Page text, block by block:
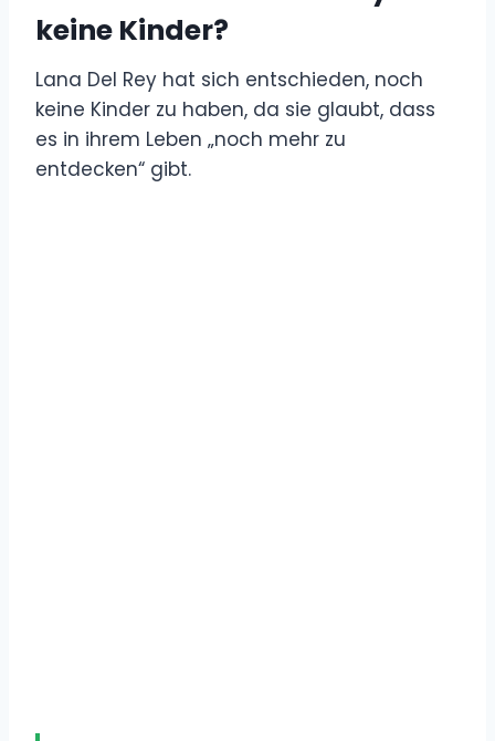
keine Kinder?
Lana Del Rey hat sich entschieden, noch
keine Kinder zu haben, da sie glaubt, dass
es in ihrem Leben „noch mehr zu
entdecken“ gibt.